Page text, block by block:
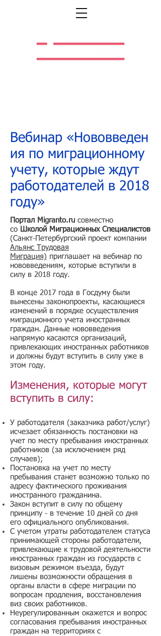
Вебинар «Нововведен
ия по миграционному
учету, которые ждут
работодателей в 2018
году»
Портал Migranto.ru совместно
со Школой Миграционных Специалистов
(Санкт-Петербургский проект компании
Альянс Трудовая
Миграция) приглашает на вебинар по
нововведениям, которые вступили в
силу в 2018 году.
В конце 2017 года в Госдуму были
вынесены законопроекты, касающиеся
изменений в порядке осуществления
миграционного учета иностранных
граждан. Данные нововведения
напрямую касаются организаций,
привлекающих иностранных работников
и должны будут вступить в силу уже в
этом году.
Изменения, которые могут
вступить в силу:
У работодателя (заказчика работ/услуг)
исчезает обязанность постановки на
учет по месту пребывания иностранных
работников (за исключением ряд
случаев);
Постановка на учет по месту
пребывания станет возможно только по
адресу фактического проживания
иностранного гражданина.
Закон вступит в силу по общему
принципу - в течение 10 дней со дня
его официального опубликования.
С учетом утраты работодателем статуса
принимающей стороны работодатели,
привлекающие к трудовой деятельности
иностранных граждан из государств с
визовым режимом въезда, будут
лишены возможности обращения в
органы власти в сфере миграции по
вопросам продления, восстановления
виз своих работников.
Неурегулированным окажется и вопрос
согласования пребывания иностранных
граждан на территориях с